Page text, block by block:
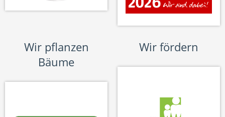
Wir pflanzen
Bäume
Wir fördern